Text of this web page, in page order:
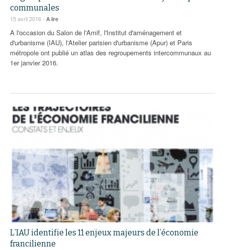
94
95
communales
15 avril 2016 - A lire
A l'occasion du Salon de l'Amif, l'Institut d'aménagement et
d'urbanisme (IAU), l'Atelier parisien d'urbanisme (Apur) et Paris
métropole ont publié un atlas des regroupements intercommunaux au
1er janvier 2016.
L’IAU identifie les 11 enjeux majeurs de l’économie
francilienne